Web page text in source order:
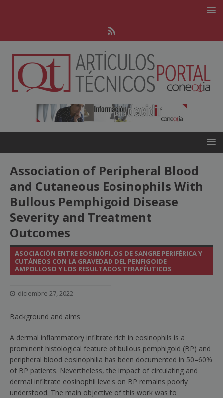
Association of Peripheral Blood
and Cutaneous Eosinophils With
Bullous Pemphigoid Disease
Severity and Treatment
Outcomes
ASOCIACIÓN ENTRE EOSINÓFILOS DE SANGRE PERIFÉRICA Y
CUTÁNEOS CON LA GRAVEDAD DEL PENFIGOIDE
AMPOLLOSO Y LOS RESULTADOS TERAPÉUTICOS
diciembre 27, 2022
Background and aims
A dermal inflammatory infiltrate rich in eosinophils is a
prominent histological feature of bullous pemphigoid (BP) and
peripheral blood eosinophilia has been documented in 50–60%
of BP patients. Nevertheless, the impact of circulating and
dermal infiltrate eosinophil levels on BP remains poorly
understood. The main objective of this work was to